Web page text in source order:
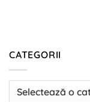
CATEGORII
Categorii